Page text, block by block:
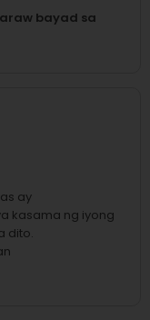
bayad sa
ay
kasama ng iyong
dito.